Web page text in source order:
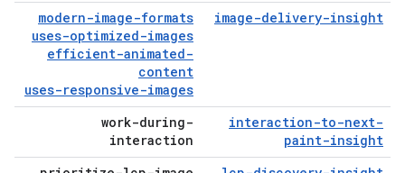
image-delivery-insight
modern-image-formats
uses-optimized-images
efficient-animated-
content
uses-responsive-images
interaction-to-next-
paint-insight
work-during-
interaction